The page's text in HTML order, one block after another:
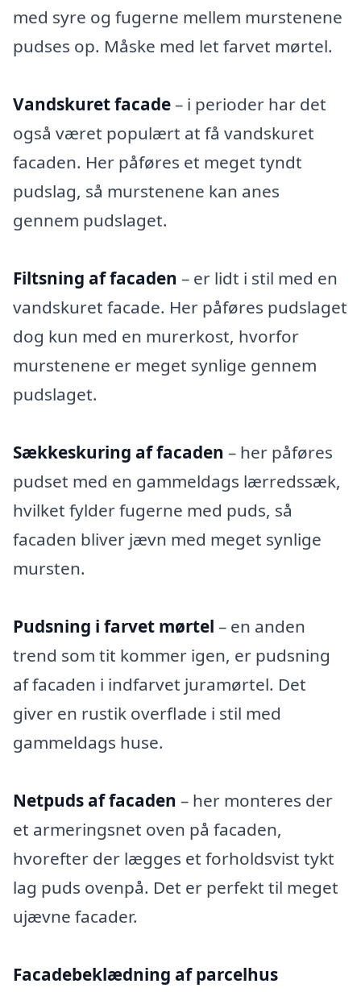
med syre og fugerne mellem murstenene
pudses op. Måske med let farvet mørtel.
Vandskuret facade– i perioder har det
også været populært at få vandskuret
facaden. Her påføres et meget tyndt
pudslag, så murstenene kan anes
gennem pudslaget.
Filtsning af facaden – er lidt i stil med en
vandskuret facade. Her påføres pudslaget
dog kun med en murerkost, hvorfor
murstenene er meget synlige gennem
pudslaget.
Sækkeskuring af facaden – her påføres
pudset med en gammeldags lærredssæk,
hvilket fylder fugerne med puds, så
facaden bliver jævn med meget synlige
mursten.
Pudsning i farvet mørtel – en anden
trend som tit kommer igen, er pudsning
af facaden i indfarvet juramørtel. Det
giver en rustik overflade i stil med
gammeldags huse.
Netpuds af facaden – her monteres der
et armeringsnet oven på facaden,
hvorefter der lægges et forholdsvist tykt
lag puds ovenpå. Det er perfekt til meget
ujævne facader.
Facadebeklædning af parcelhus